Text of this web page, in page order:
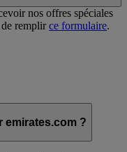
nos offres spéciales
remplirce formulaire.
emirates.com ?